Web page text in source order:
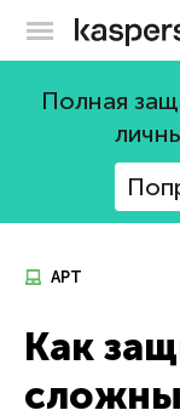
Полная
APT
Как